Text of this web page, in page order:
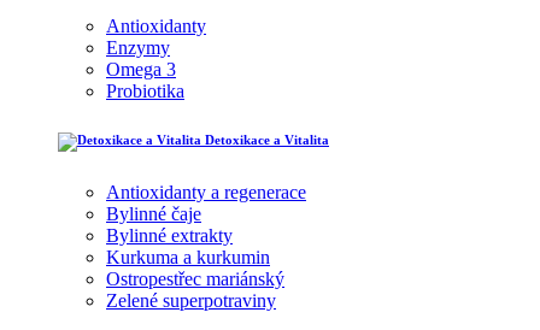
Antioxidanty
Enzymy
Omega 3
Probiotika
Detoxikace a Vitalita
Antioxidanty a regenerace
Bylinné čaje
Bylinné extrakty
Kurkuma a kurkumin
Ostropestřec mariánský
Zelené superpotraviny